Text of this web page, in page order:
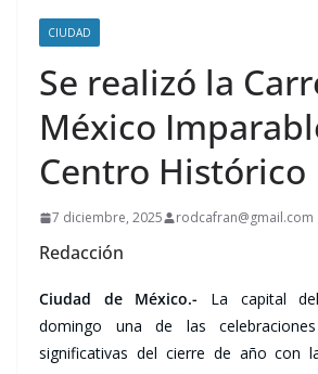
CIUDAD
Se realizó la
México
Centro Histórico
7 diciembre, 2025 rodcafran@gmail.com
Redacción
Ciudad de México.- La capital
domingo una de las
significativas del cierre de año con